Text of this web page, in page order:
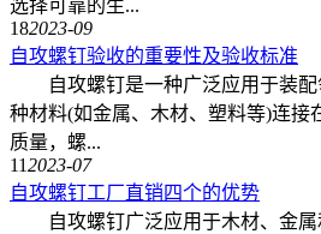
选择可靠的生...
182023-09
自攻螺钉验收的重要性及验收标准
自攻螺钉是一种广泛应用于装配
种材料(如金属、木材、塑料等)连接
质量，螺...
112023-07
自攻螺钉工厂直销四个的优势
自攻螺钉广泛应用于木材、金属